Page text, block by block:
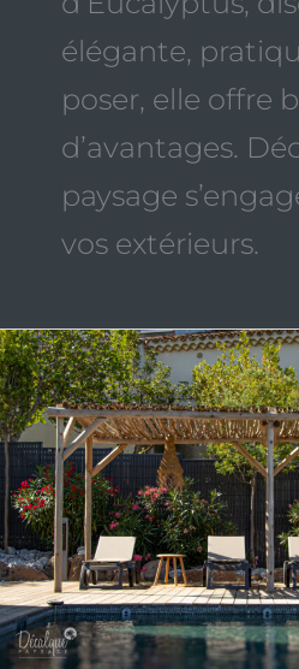
élégante,
poser, elle offre
d’avantages.
paysage
vos extérieurs.
Optez
pour
la
pergola